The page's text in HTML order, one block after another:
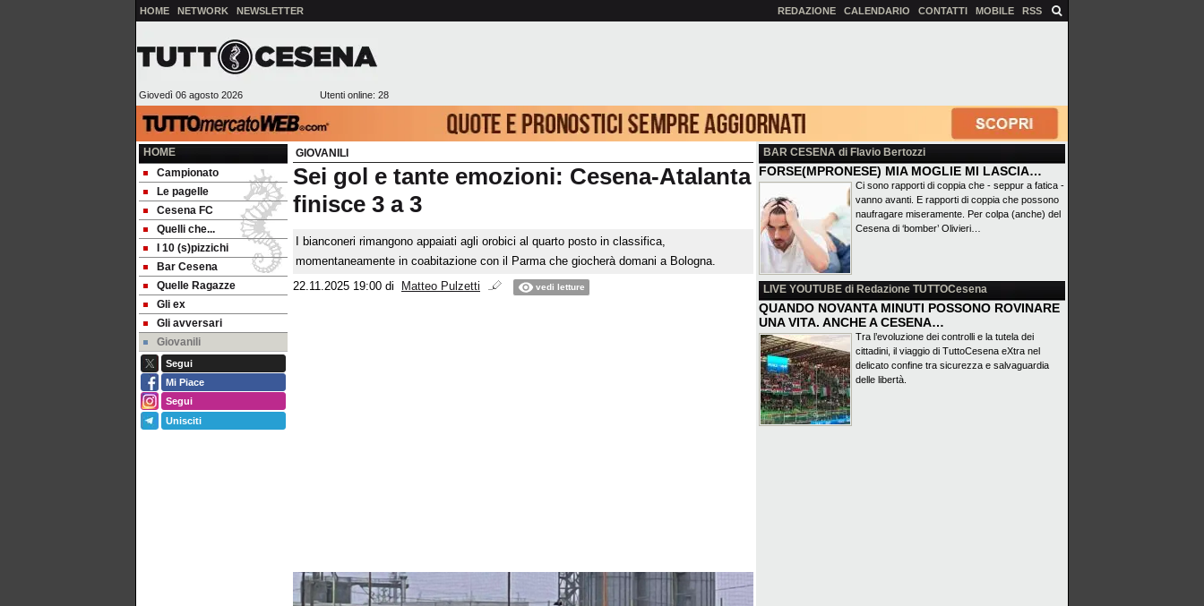
HOME NETWORK NEWSLETTER REDAZIONE CALENDARIO CONTATTI MOBILE RSS
Giovedì 06 agosto 2026 Utenti online: 28
HOME
Campionato
Le pagelle
Cesena FC
Quelli che...
I 10 (s)pizzichi
Bar Cesena
Quelle Ragazze
Gli ex
Gli avversari
Giovanili
Segui
Mi Piace
Segui
Unisciti
GIOVANILI
Sei gol e tante emozioni: Cesena-Atalanta
finisce 3 a 3
I bianconeri rimangono appaiati agli orobici al quarto posto in classifica,
momentaneamente in coabitazione con il Parma che giocherà domani a Bologna.
22.11.2025 19:00 di Matteo Pulzetti vedi letture
BAR CESENA di Flavio Bertozzi
FORSE(MPRONESE) MIA MOGLIE MI LASCIA…
Ci sono rapporti di coppia che - seppur a fatica -
vanno avanti. E rapporti di coppia che possono
naufragare miseramente. Per colpa (anche) del
Cesena di ‘bomber’ Olivieri…
LIVE YOUTUBE di Redazione TUTTOCesena
QUANDO NOVANTA MINUTI POSSONO ROVINARE
UNA VITA. ANCHE A CESENA…
Tra l’evoluzione dei controlli e la tutela dei
cittadini, il viaggio di TuttoCesena eXtra nel
delicato confine tra sicurezza e salvaguardia
delle libertà.